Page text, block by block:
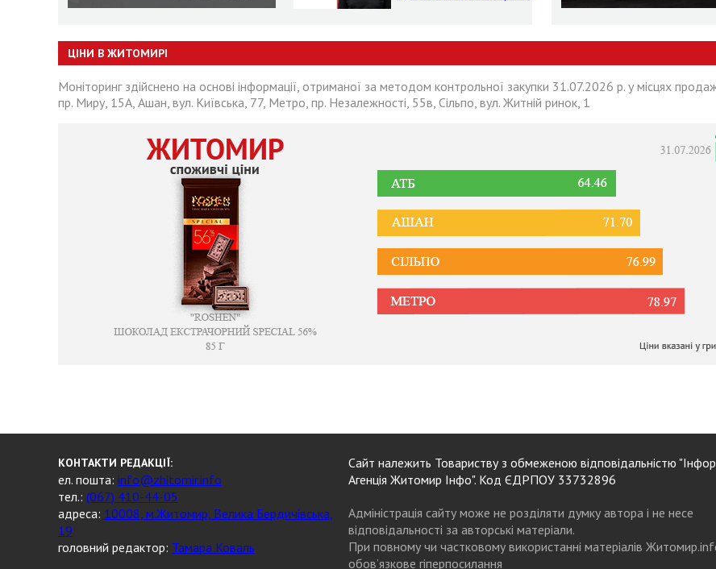
ЦІНИ В ЖИТОМИРІ
Моніторинг здійснено на основі інформації, отриманої за методом контрольної закупки 31.07.2026 р. у місцях
пр. Миру, 15А, Ашан, вул. Київська, 77, Метро, пр. Незалежності, 55в, Сільпо, вул. Житній ринок, 1
КОНТАКТИ РЕДАКЦІЇ:
ел. пошта: info@zhitomir.info
тел.: (067) 410-44-05
адреса: 10008, м.Житомир, Велика Бердичівська,
19
головний редактор: Тамара Коваль
Сайт належить Товариству з обмеженою відповідальністю
Агенція Житомир Інфо". Код ЄДРПОУ 33732896
Адміністрація сайту може не розділяти думку автора і не несе
відповідальності за авторські матеріали.
При повному чи частковому використанні матеріалів
обов’язкове гіперпосилання